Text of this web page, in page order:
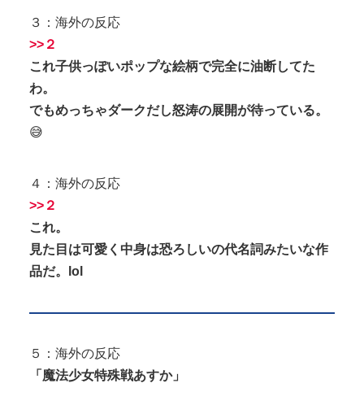
３：海外の反応
>>２
これ子供っぽいポップな絵柄で完全に油断してた
わ。
でもめっちゃダークだし怒涛の展開が待っている。
😅
４：海外の反応
>>２
これ。
見た目は可愛く中身は恐ろしいの代名詞みたいな作
品だ。lol
５：海外の反応
「魔法少女特殊戦あすか」